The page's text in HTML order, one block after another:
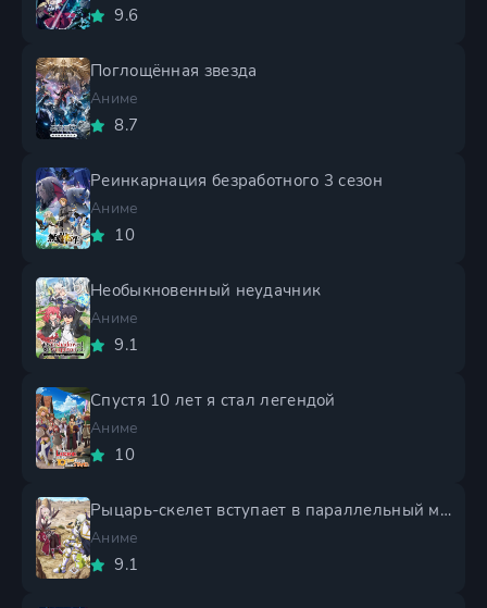
9.6
Поглощённая звезда
Аниме
8.7
Реинкарнация безработного 3 сезон
Аниме
10
Необыкновенный неудачник
Аниме
9.1
Спустя 10 лет я стал легендой
Аниме
10
Рыцарь-скелет вступает в параллельный мир 2 сезон
Аниме
9.1